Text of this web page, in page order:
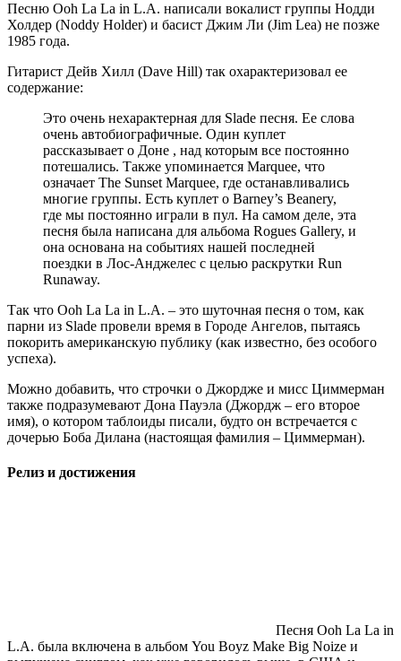
Песню Ooh La La in L.A. написали вокалист группы Нодди
Холдер (Noddy Holder) и басист Джим Ли (Jim Lea) не позже
1985 года.
Гитарист Дейв Хилл (Dave Hill) так охарактеризовал ее
содержание:
Это очень нехарактерная для Slade песня. Ее слова
очень автобиографичные. Один куплет
рассказывает о Доне , над которым все постоянно
потешались. Также упоминается Marquee, что
означает The Sunset Marquee, где останавливались
многие группы. Есть куплет о Barney’s Beanery,
где мы постоянно играли в пул. На самом деле, эта
песня была написана для альбома Rogues Gallery, и
она основана на событиях нашей последней
поездки в Лос-Анджелес с целью раскрутки Run
Runaway.
Так что Ooh La La in L.A. – это шуточная песня о том, как
парни из Slade провели время в Городе Ангелов, пытаясь
покорить американскую публику (как известно, без особого
успеха).
Можно добавить, что строчки о Джордже и мисс Циммерман
также подразумевают Дона Пауэла (Джордж – его второе
имя), о котором таблоиды писали, будто он встречается с
дочерью Боба Дилана (настоящая фамилия – Циммерман).
Релиз и достижения
Песня Ooh La La in
L.A. была включена в альбом You Boyz Make Big Noize и